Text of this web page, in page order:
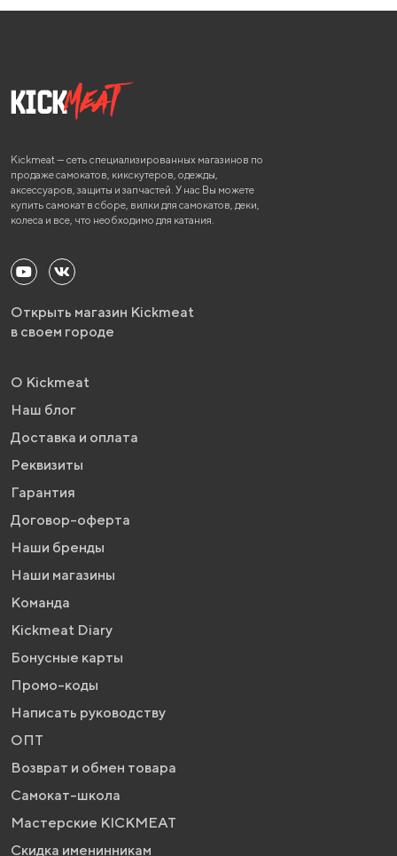
Kickmeat — сеть специализированных магазинов по
продаже самокатов, кикскутеров, одежды,
аксессуаров, защиты и запчастей. У нас Вы можете
купить самокат в сборе, вилки для самокатов, деки,
колеса и все, что необходимо для катания.
Открыть магазин Kickmeat
в своем городе
О Kickmeat
Наш блог
Доставка и оплата
Реквизиты
Гарантия
Договор-оферта
Наши бренды
Наши магазины
Команда
Kickmeat Diary
Бонусные карты
Промо-коды
Написать руководству
ОПТ
Возврат и обмен товара
Самокат-школа
Мастерские KICKMEAT
Скидка именинникам